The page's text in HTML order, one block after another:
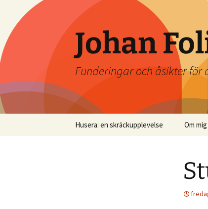
Johan
Funderingar och åsikter
Husera: en skräckupplevelse Om mig